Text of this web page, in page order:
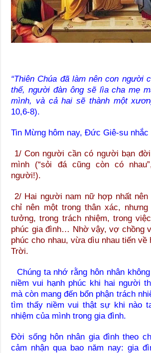
“Thiên Chúa đã làm nên con người
thế, người đàn ông sẽ lìa cha mẹ
mình, và cả hai sẽ thành một
10,6-8).
Tin Mừng hôm nay, Đức Giê-su nhắc
1/ Con người cần có người bạn
mình (“sỏi đá cũng còn có
người!).
2/ Hai người nam nữ hợp nhất nên
chỉ nên một trong thân xác,
tưởng, trong trách nhiệm, trong
phúc gia đình… Nhờ vậy, vợ chồng
phúc cho nhau, vừa dìu nhau tiến về
Trời.
Chúng ta nhớ rằng hôn nhân
niềm vui hạnh phúc khi hai người
mà còn mang đến bổn phận trách
tìm thấy niềm vui thật sự khi nào
nhiệm của mình trong gia đình.
Đời sống hôn nhân gia đình theo
cảm nhận qua bao năm nay: gia